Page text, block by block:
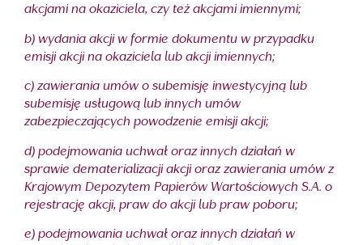
akcjami na okaziciela, czy też akcjami imiennymi;
b) wydania akcji w formie dokumentu w przypadku
emisji akcji na okaziciela lub akcji imiennych;
c) zawierania umów o subemisję inwestycyjną lub
subemisję usługową lub innych umów
zabezpieczających powodzenie emisji akcji;
d) podejmowania uchwał oraz innych działań w
sprawie dematerializacji akcji oraz zawierania umów z
Krajowym Depozytem Papierów Wartościowych S.A. o
rejestrację akcji, praw do akcji lub praw poboru;
e) podejmowania uchwał oraz innych działań w